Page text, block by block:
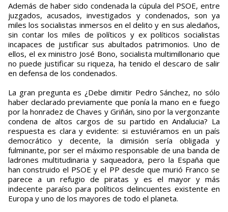
Además de haber sido condenada la cúpula del PSOE, entre
juzgados, acusados, investigados y condenados, son ya
miles los socialistas inmersos en el delito y en sus aledaños,
sin contar los miles de políticos y ex políticos socialistas
incapaces de justificar sus abultados patrimonios. Uno de
ellos, el ex ministro José Bono, socialista multimillonario que
no puede justificar su riqueza, ha tenido el descaro de salir
en defensa de los condenados.
La gran pregunta es ¿Debe dimitir Pedro Sánchez, no sólo
haber declarado previamente que ponía la mano en e fuego
por la honradez de Chaves y Griñán, sino por la vergonzante
condena de altos cargos de su partido en Andalucia? La
respuesta es clara y evidente: si estuviéramos en un país
democrático y decente, la dimisión sería obligada y
fulminante, por ser el máximo responsable de una banda de
ladrones multitudinaria y saqueadora, pero la España que
han construido el PSOE y el PP desde que murió Franco se
parece a un refugio de piratas y es el mayor y más
indecente paraíso para políticos delincuentes existente en
Europa y uno de los mayores de todo el planeta.